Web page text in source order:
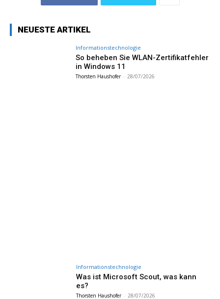
NEUESTE ARTIKEL
Informationstechnologie
So beheben Sie WLAN-Zertifikatfehler
in Windows 11
Thorsten Haushofer - 28/07/2026
Informationstechnologie
Was ist Microsoft Scout, was kann
es?
Thorsten Haushofer - 28/07/2026